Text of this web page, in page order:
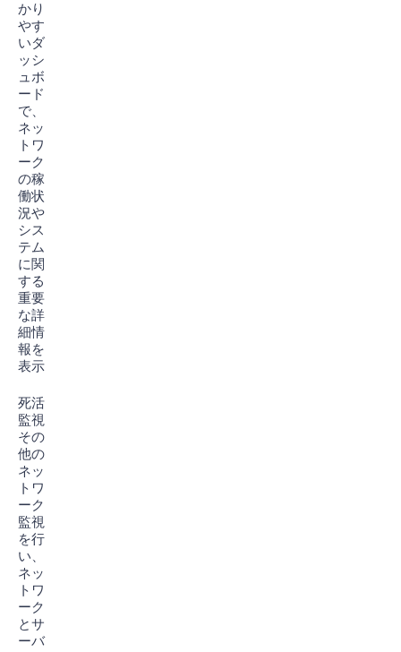
かり
やす
いダ
ッシ
ュボ
ード
で、
ネッ
トワ
ーク
の稼
働状
況や
シス
テム
に関
する
重要
な詳
細情
報を
表示
死活
監視
その
他の
ネッ
トワ
ーク
監視
を行
い、
ネッ
トワ
ーク
とサ
ーバ